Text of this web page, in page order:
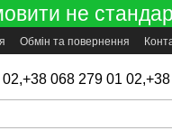
не
Обмін та повернення
+38 068 279 01 02,